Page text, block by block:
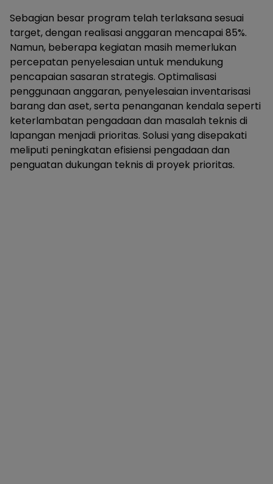
Sebagian besar program telah terlaksana sesuai
target, dengan realisasi anggaran mencapai 85%.
Namun, beberapa kegiatan masih memerlukan
percepatan penyelesaian untuk mendukung
pencapaian sasaran strategis. Optimalisasi
penggunaan anggaran, penyelesaian inventarisasi
barang dan aset, serta penanganan kendala seperti
keterlambatan pengadaan dan masalah teknis di
lapangan menjadi prioritas. Solusi yang disepakati
meliputi peningkatan efisiensi pengadaan dan
penguatan dukungan teknis di proyek prioritas.